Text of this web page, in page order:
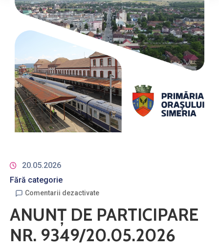
20.05.2026
Fără categorie
Comentarii dezactivate
ANUNȚ DE PARTICIPARE
NR. 9349/20.05.2026